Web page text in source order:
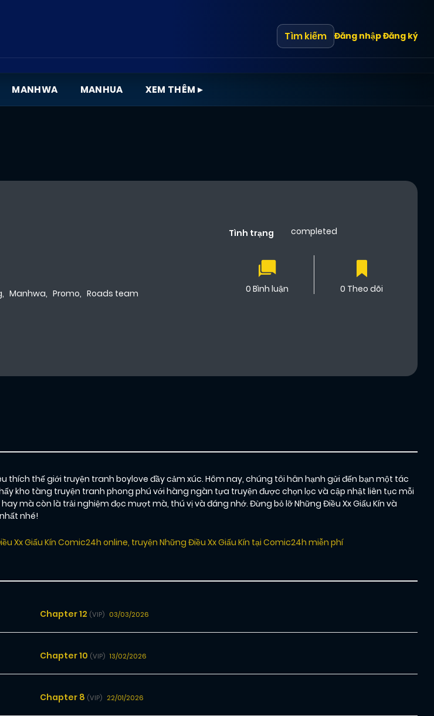
Tìm kiếm Đăng nhậpĐăng ký
MANHWA MANHUA XEM THÊM ▸
, Manhwa, Promo, Roads team
Tình trạng completed
0 Bình luận 0 Theo dõi
thế giới truyện tranh boylove đầy cảm xúc. Hôm nay, chúng tôi hân hạnh gửi đến bạn một tác
kho tàng truyện tranh phong phú với hàng ngàn tựa truyện được chọn lọc và cập nhật liên tục mỗi
mà còn là trải nghiệm đọc mượt mà, thú vị và đáng nhớ. Đừng bỏ lỡ Những Điều Xx Giấu Kín và
nhé!
Xx Giấu Kín Comic24h online, truyện Những Điều Xx Giấu Kín tại Comic24h miễn phí
Chapter 12 (VIP) 03/03/2026
Chapter 10 (VIP) 13/02/2026
Chapter 8 (VIP) 22/01/2026